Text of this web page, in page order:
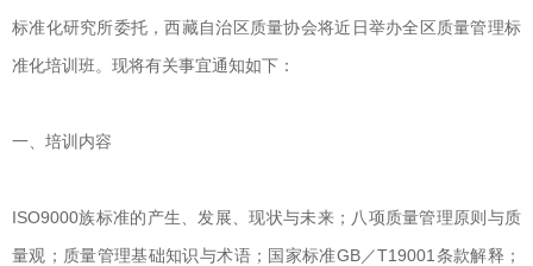
标准化研究所委托，西藏自治区质量协会将近日举办全区质量管理标
准化培训班。现将有关事宜通知如下：
一、培训内容
ISO9000族标准的产生、发展、现状与未来；八项质量管理原则与质
量观；质量管理基础知识与术语；国家标准GB／T19001条款解释；